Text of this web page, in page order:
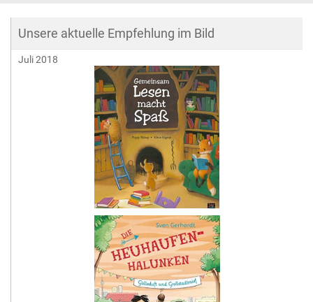
Unsere aktuelle Empfehlung im Bild
Juli 2018